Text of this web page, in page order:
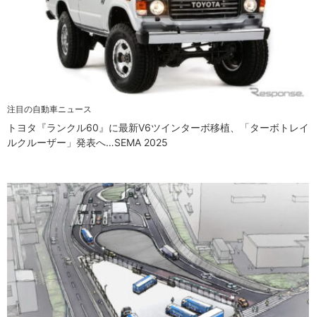
注目の自動車ニュース
トヨタ『ランクル60』に最新V6ツインターボ移植、「ターボトレイ
ルクルーザー」発表へ…SEMA 2025